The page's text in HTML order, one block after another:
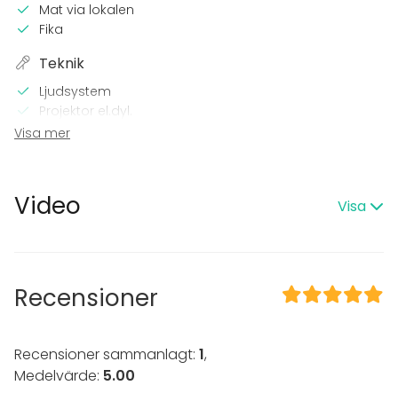
Mat via lokalen
Fika
Teknik
Ljudsystem
Projektor el.dyl.
Mikrofon
I lokalen
Dansgolv
Trädgård
Utrustning
Bubbelpool / Jacuzzi
Visa mer
Video Visa
Recensioner
Recensioner sammanlagt: 1,
Medelvärde: 5.00